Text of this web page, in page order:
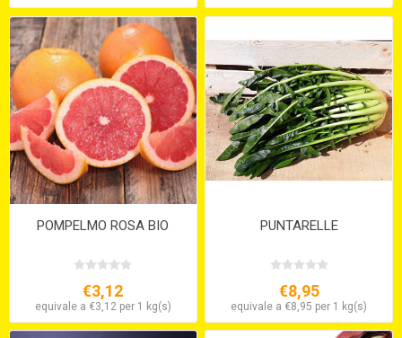
POMPELMO ROSA BIO
€3,12
equivale a €3,12 per 1 kg(s)
PUNTARELLE
€8,95
equivale a €8,95 per 1 kg(s)